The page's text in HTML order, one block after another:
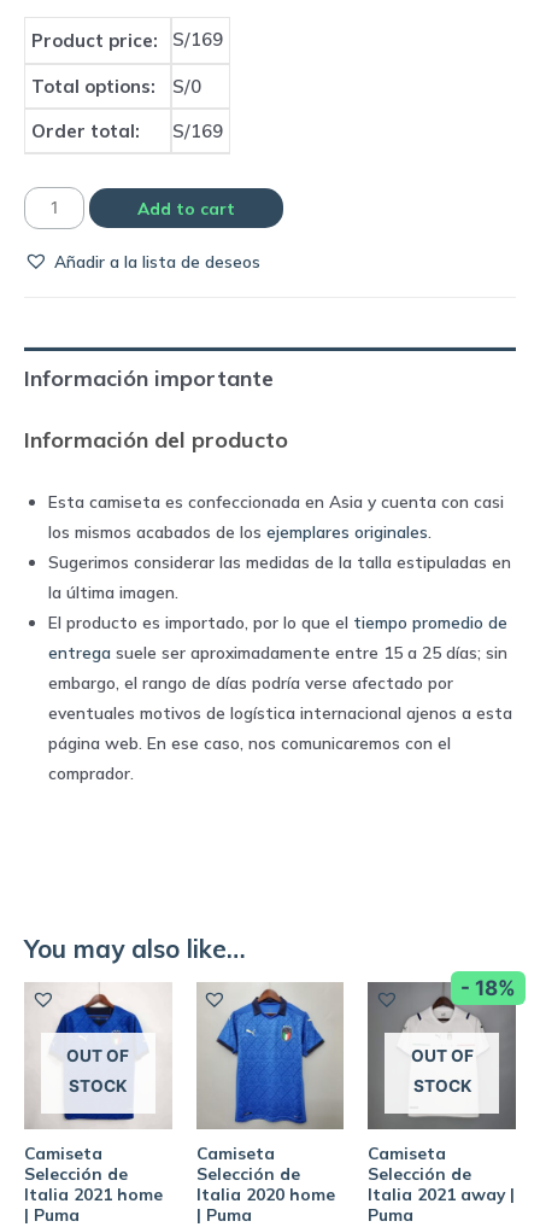
Product price: S/169
Total options:
S/0
Order total:
S/169
Camiseta
de
home
|
quantity
Add to cart
Añadir a la lista de deseos
Información importante
Información del producto
Esta camiseta es confeccionada en Asia y cuenta con casi
los mismos acabados de los ejemplares originales.
Sugerimos considerar las medidas de la talla estipuladas en
la última imagen.
El producto es importado, por lo que el tiempo promedio de
entrega suele ser aproximadamente entre 15 a 25 días; sin
embargo, el rango de días podría verse afectado por
eventuales motivos de logística internacional ajenos a esta
página web. En ese caso, nos comunicaremos con el
comprador.
You may also like…
OUT OF
STOCK
Camiseta
Selección de
Italia 2021 home
| Puma
Camiseta
Selección de
Italia 2020 home
| Puma
- 18%
OUT OF
STOCK
Camiseta
Selección de
Italia 2021 away |
Puma